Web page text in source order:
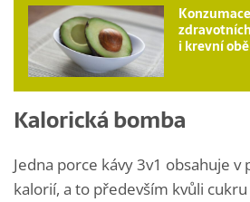
i krevní
Kalorická bomba
Jedna porce kávy 3v1 obsahuje
kalorií, a to především kvůli